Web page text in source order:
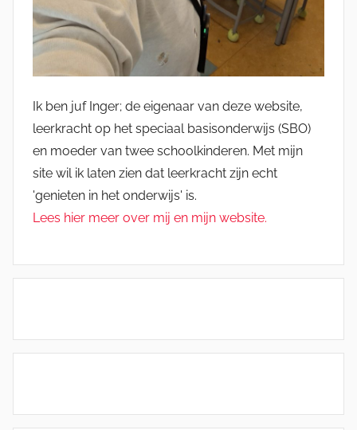
Ik ben juf Inger; de eigenaar van deze website,
leerkracht op het speciaal basisonderwijs (SBO)
en moeder van twee schoolkinderen. Met mijn
site wil ik laten zien dat leerkracht zijn echt
'genieten in het onderwijs' is.
Lees hier meer over mij en mijn website.